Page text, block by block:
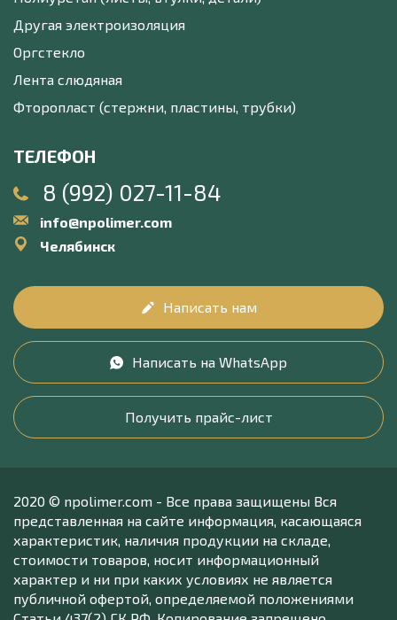
Другая электроизоляция
Оргстекло
Лента слюдяная
Фторопласт (стержни, пластины, трубки)
ТЕЛЕФОН
8 (992) 027-11-84
info@npolimer.com
Челябинск
Написать нам
Написать на WhatsApp
Получить прайс-лист
2020 © npolimer.com - Все права защищены Вся
представленная на сайте информация, касающаяся
характеристик, наличия продукции на складе,
стоимости товаров, носит информационный
характер и ни при каких условиях не является
публичной офертой, определяемой положениями